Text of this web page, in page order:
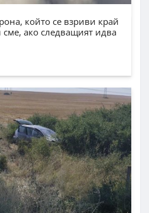
който се взриви край
ако следващият идва